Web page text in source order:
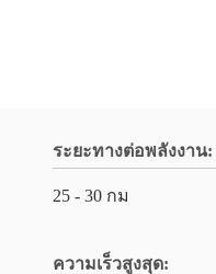
ระยะทางต่อพลังงาน:
25 - 30 กม
ความเร็วสูงสุด: